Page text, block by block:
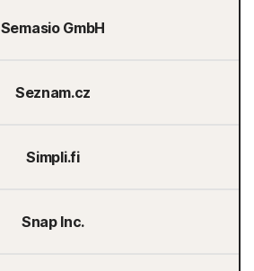
Semasio GmbH
Seznam.cz
Simpli.fi
Snap Inc.